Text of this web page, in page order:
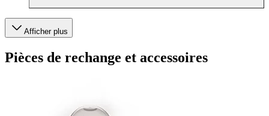
Afficher plus
Pièces de rechange et accessoires